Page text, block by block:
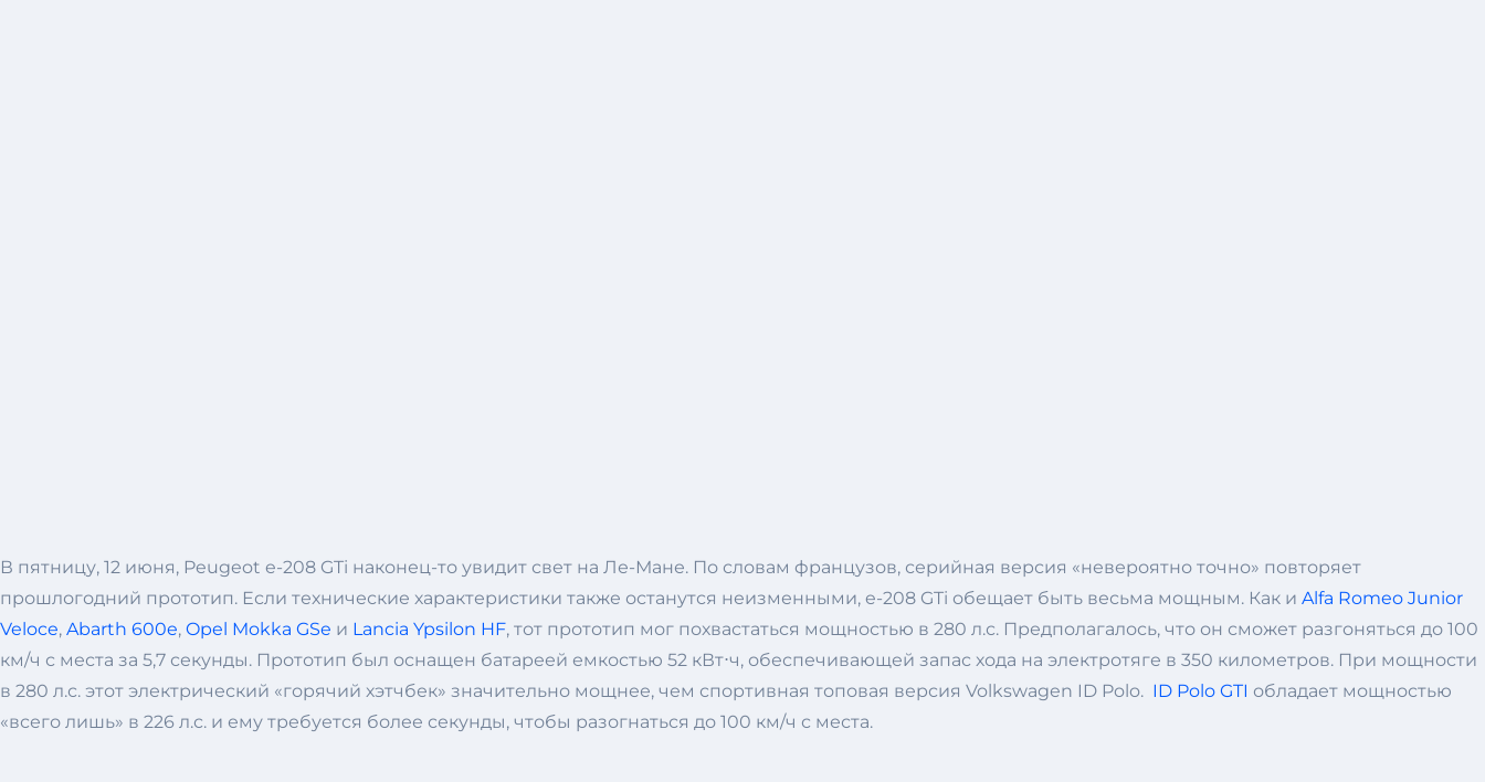
В пятницу, 12 июня, Peugeot e-208 GTi наконец-то увидит свет на Ле-Мане. По словам французов, серийная версия «невероятно точно» повторяет
прошлогодний прототип. Если технические характеристики также останутся неизменными, e-208 GTi обещает быть весьма мощным. Как и Alfa Romeo Junior
Veloce, Abarth 600e, Opel Mokka GSe и Lancia Ypsilon HF, тот прототип мог похвастаться мощностью в 280 л.с. Предполагалось, что он сможет разгоняться до 100
км/ч с места за 5,7 секунды. Прототип был оснащен батареей емкостью 52 кВт⋅ч, обеспечивающей запас хода на электротяге в 350 километров. При мощности
в 280 л.с. этот электрический «горячий хэтчбек» значительно мощнее, чем спортивная топовая версия Volkswagen ID Polo. ID Polo GTI обладает мощностью
«всего лишь» в 226 л.с. и ему требуется более секунды, чтобы разогнаться до 100 км/ч с места.